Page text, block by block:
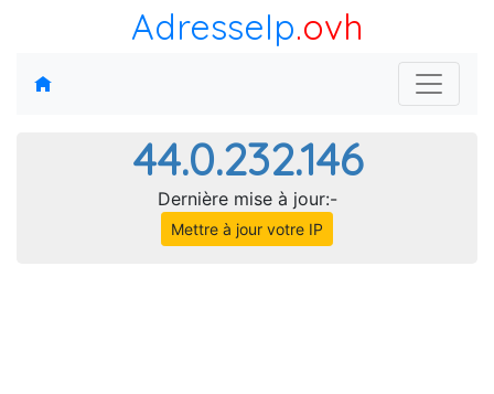
AdresseIp.ovh
44.0.232.146
Dernière mise à jour:-
Mettre à jour votre IP